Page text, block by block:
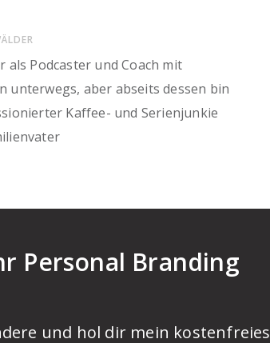
als Podcaster und Coach mit
unterwegs, aber abseits dessen bin
Kaffee- und Serienjunkie
Personal Branding
und hol dir mein kostenfreies